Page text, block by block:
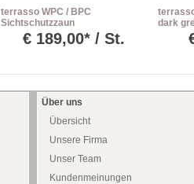
terrasso WPC / BPC
Sichtschutzzaun
abgeschrägt 90 x 180/90
cm dark grey
€ 189,00* / St.
dark
Über uns
Übersicht
Unsere Firma
Unser Team
Kundenmeinungen